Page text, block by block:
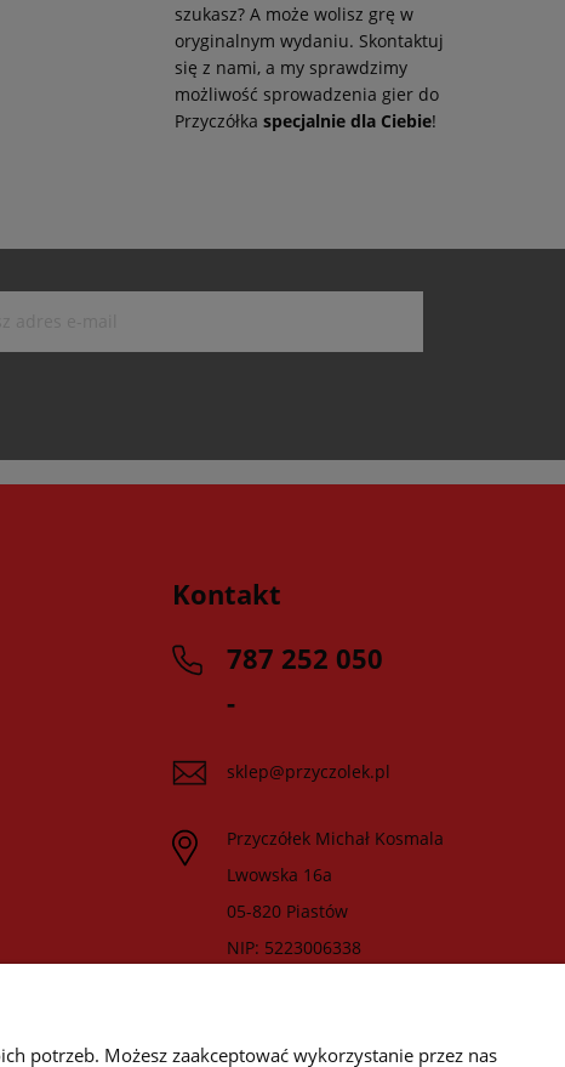
szukasz? A może wolisz grę w
oryginalnym wydaniu. Skontaktuj
się z nami, a my sprawdzimy
możliwość sprowadzenia gier do
Przyczółka specjalnie dla Ciebie!
Kontakt
787 252 050
-
sklep@przyczolek.pl
Przyczółek Michał Kosmala
Lwowska 16a
05-820 Piastów
NIP: 5223006338
potrzeb. Możesz zaakceptować wykorzystanie przez nas